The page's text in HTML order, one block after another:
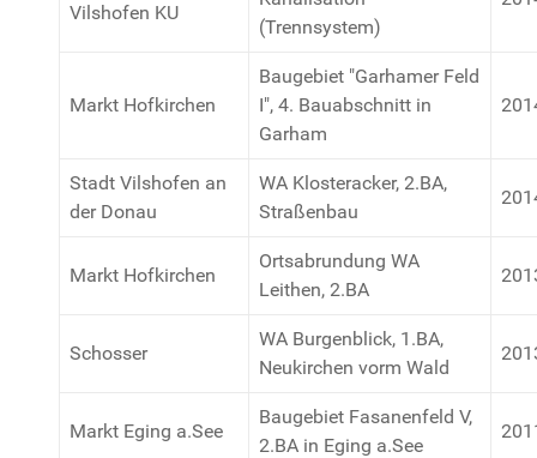
Vilshofen KU
(Trennsystem)
Markt Hofkirchen
Baugebiet "Garhamer Feld
I", 4. Bauabschnitt in
Garham
Stadt Vilshofen an
der Donau
WA Klosteracker, 2.BA,
Straßenbau
Markt Hofkirchen
Ortsabrundung WA
Leithen, 2.BA
Schosser
WA Burgenblick, 1.BA,
Neukirchen vorm Wald
Markt Eging a.See
Baugebiet Fasanenfeld V,
2.BA in Eging a.See